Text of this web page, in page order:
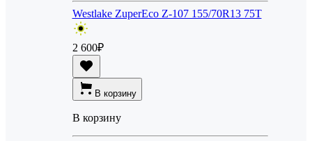
Westlake ZuperEco Z-107 155/70R13 75T
2 600₽
В корзину
В корзину